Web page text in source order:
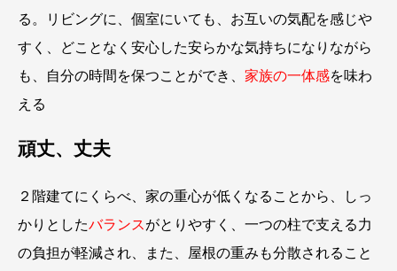
る。リビングに、個室にいても、お互いの気配を感じや
すく、どことなく安心した安らかな気持ちになりながら
も、自分の時間を保つことができ、 家族の一体感を味わ
える
頑丈、丈夫
２階建てにくらべ、家の重心が低くなることから、しっ
かりとしたバランスがとりやすく、一つの柱で支える力
の負担が軽減され、また、屋根の重みも分散されること